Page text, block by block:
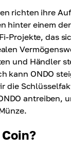
richten ihre
hinter einem der
Projekte, das
und Händler
kann ONDO
die
antreiben,